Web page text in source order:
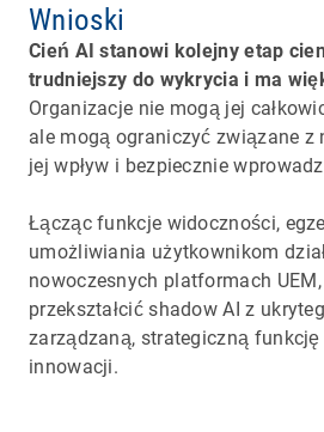
Wnioski
Cień AI stanowi kolejny etap
trudniejszy do wykrycia i ma
Organizacje nie mogą jej
ale mogą ograniczyć związane z
jej wpływ i bezpiecznie
Łącząc funkcje widoczności,
umożliwiania użytkownikom
nowoczesnych platformach
przekształcić shadow AI z
zarządzaną, strategiczną
innowacji.